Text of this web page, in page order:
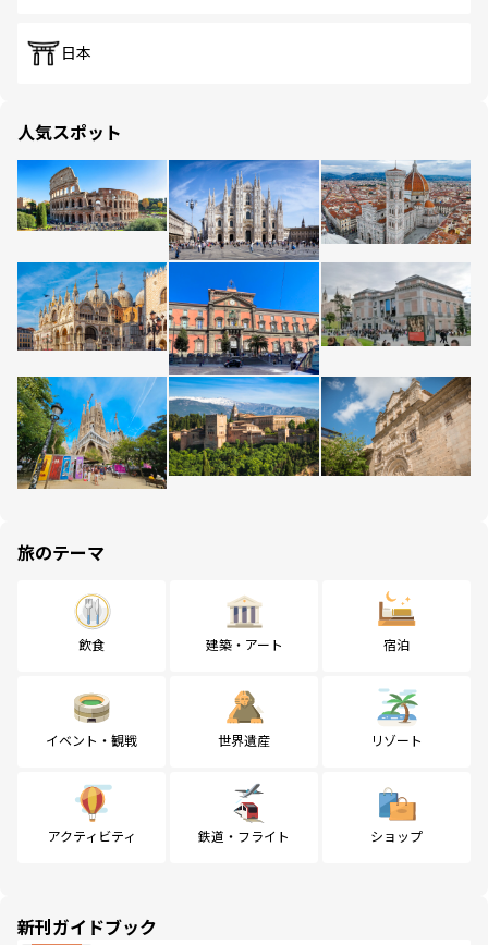
日本
人気スポット
旅のテーマ
飲食 建築・アート 宿泊
イベント・観戦 世界遺産 リゾート
アクティビティ 鉄道・フライト ショップ
新刊ガイドブック